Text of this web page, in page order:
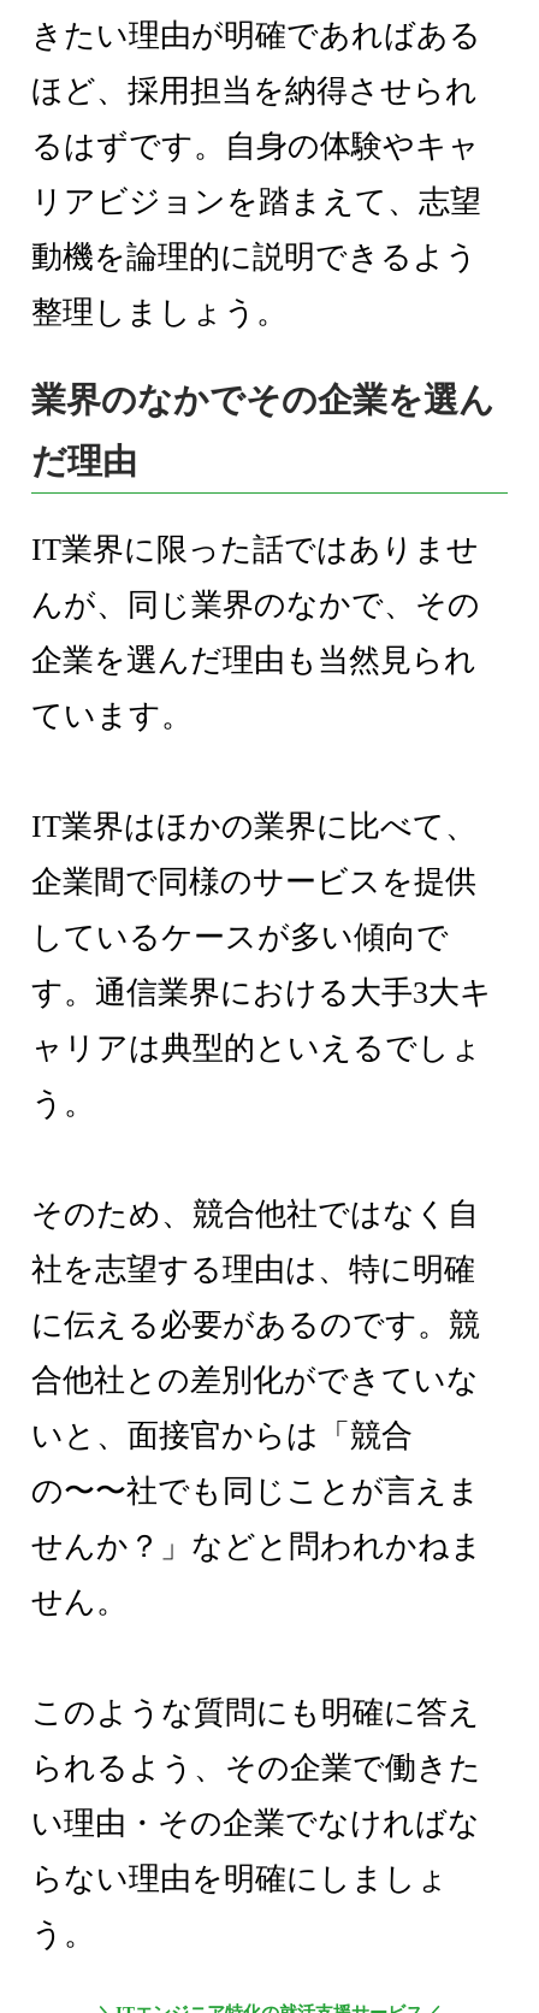
きたい理由が明確であればある
ほど、採用担当を納得させられ
るはずです。自身の体験やキャ
リアビジョンを踏まえて、志望
動機を論理的に説明できるよう
整理しましょう。
業界のなかでその企業を選ん
だ理由
IT業界に限った話ではありませ
んが、同じ業界のなかで、その
企業を選んだ理由も当然見られ
ています。
IT業界はほかの業界に比べて、
企業間で同様のサービスを提供
しているケースが多い傾向で
す。通信業界における大手3大キ
ャリアは典型的といえるでしょ
う。
そのため、競合他社ではなく自
社を志望する理由は、特に明確
に伝える必要があるのです。競
合他社との差別化ができていな
いと、面接官からは「競合
の〜〜社でも同じことが言えま
せんか？」などと問われかねま
せん。
このような質問にも明確に答え
られるよう、その企業で働きた
い理由・その企業でなければな
らない理由を明確にしましょ
う。